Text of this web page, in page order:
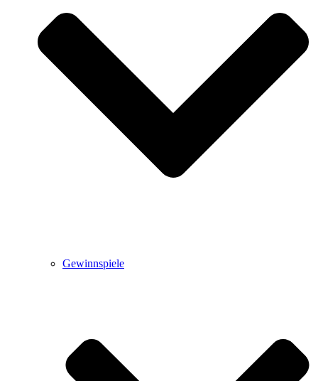
Gewinnspiele